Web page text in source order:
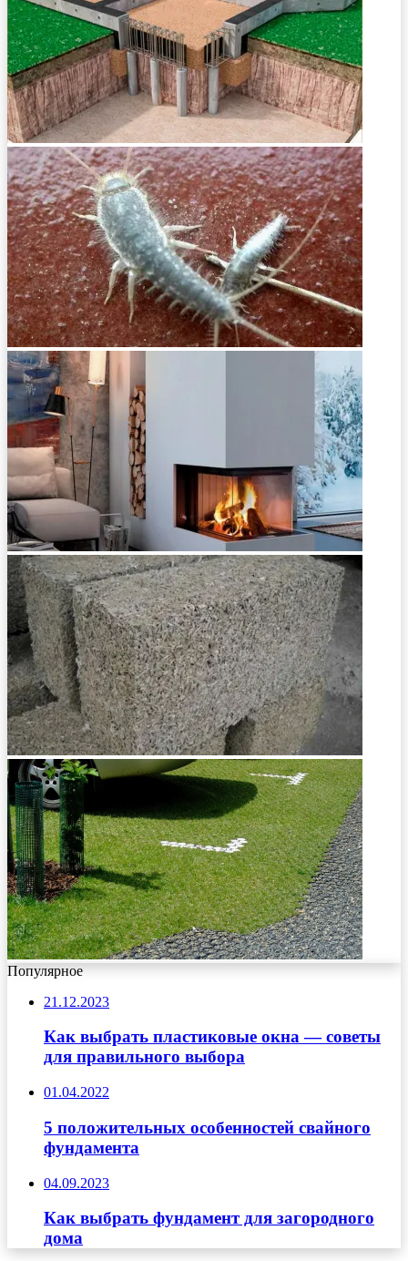
Популярное
21.12.2023
Как выбрать пластиковые окна — советы
для правильного выбора
01.04.2022
5 положительных особенностей свайного
фундамента
04.09.2023
Как выбрать фундамент для загородного
дома